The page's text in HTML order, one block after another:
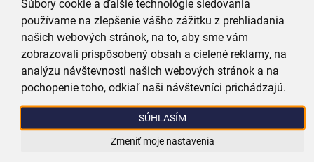
Súbory cookie a ďalšie technológie sledovania
používame na zlepšenie vášho zážitku z prehliadania
našich webových stránok, na to, aby sme vám
zobrazovali prispôsobený obsah a cielené reklamy, na
analýzu návštevnosti našich webových stránok a na
pochopenie toho, odkiaľ naši návštevníci prichádzajú.
SÚHLASÍM
Zmeniť moje nastavenia
Vložiť do košíka
Vidlička Plain 3 ks